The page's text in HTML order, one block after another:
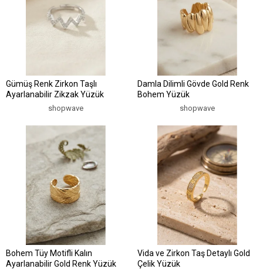
Gümüş Renk Zirkon Taşlı
Ayarlanabilir Zikzak Yüzük
shopwave
Damla Dilimli Gövde Gold Renk
Bohem Yüzük
shopwave
Bohem Tüy Motifli Kalın
Ayarlanabilir Gold Renk Yüzük
Vida ve Zirkon Taş Detaylı Gold
Çelik Yüzük